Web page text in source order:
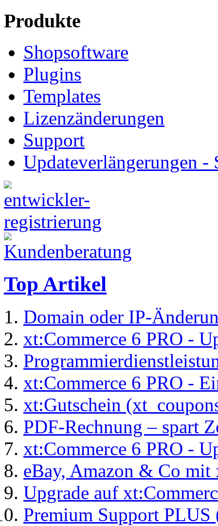
Produkte
Shopsoftware
Plugins
Templates
Lizenzänderungen
Support
Updateverlängerungen -
Top Artikel
Domain oder IP-
xt:Commerce 6 PRO -
xt:Commerce 6 PRO -
xt:Gutschein
PDF-Rechnung – spart
xt:Commerce 6 PRO -
eBay, Amazon & Co
Upgrade auf
Premium Support